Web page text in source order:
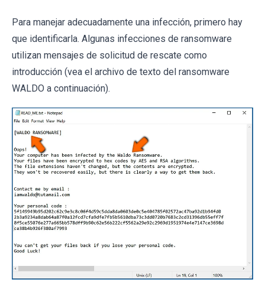
Para manejar adecuadamente una infección, primero hay
que identificarla. Algunas infecciones de ransomware
utilizan mensajes de solicitud de rescate como
introducción (vea el archivo de texto del ransomware
WALDO a continuación).